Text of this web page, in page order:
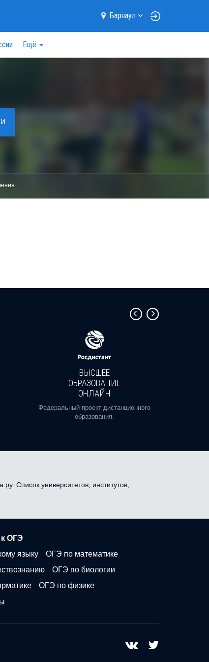
Барнаул
Ещё
ВЫСШЕЕ
ОБРАЗОВАНИЕ
ОНЛАЙН
Федеральный проект дистанционного
образования.
Список университетов, институтов,
к ОГЭ
языку
ОГЭ по математике
ОГЭ по биологии
ОГЭ по физике